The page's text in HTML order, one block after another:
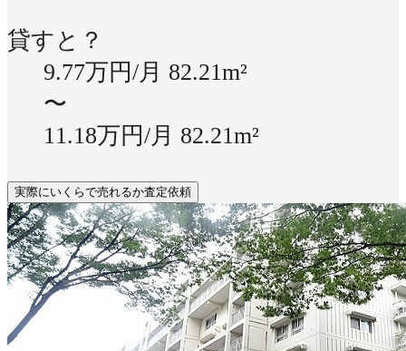
貸すと？
9.77万円/月 82.21m²
〜
11.18万円/月 82.21m²
実際にいくらで売れるか査定依頼